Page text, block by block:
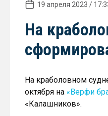
19 апреля 2023 /
На
На краболовном
октября на «Верфи
«Калашников».